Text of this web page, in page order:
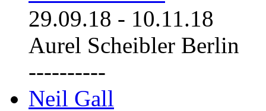
29.09.18 - 10.11.18
Aurel Scheibler Berlin
----------
Neil Gall